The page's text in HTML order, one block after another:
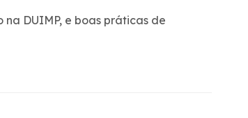
DUIMP, e boas práticas de